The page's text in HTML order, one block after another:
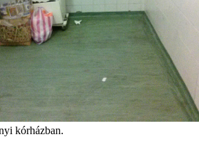
kórházban.